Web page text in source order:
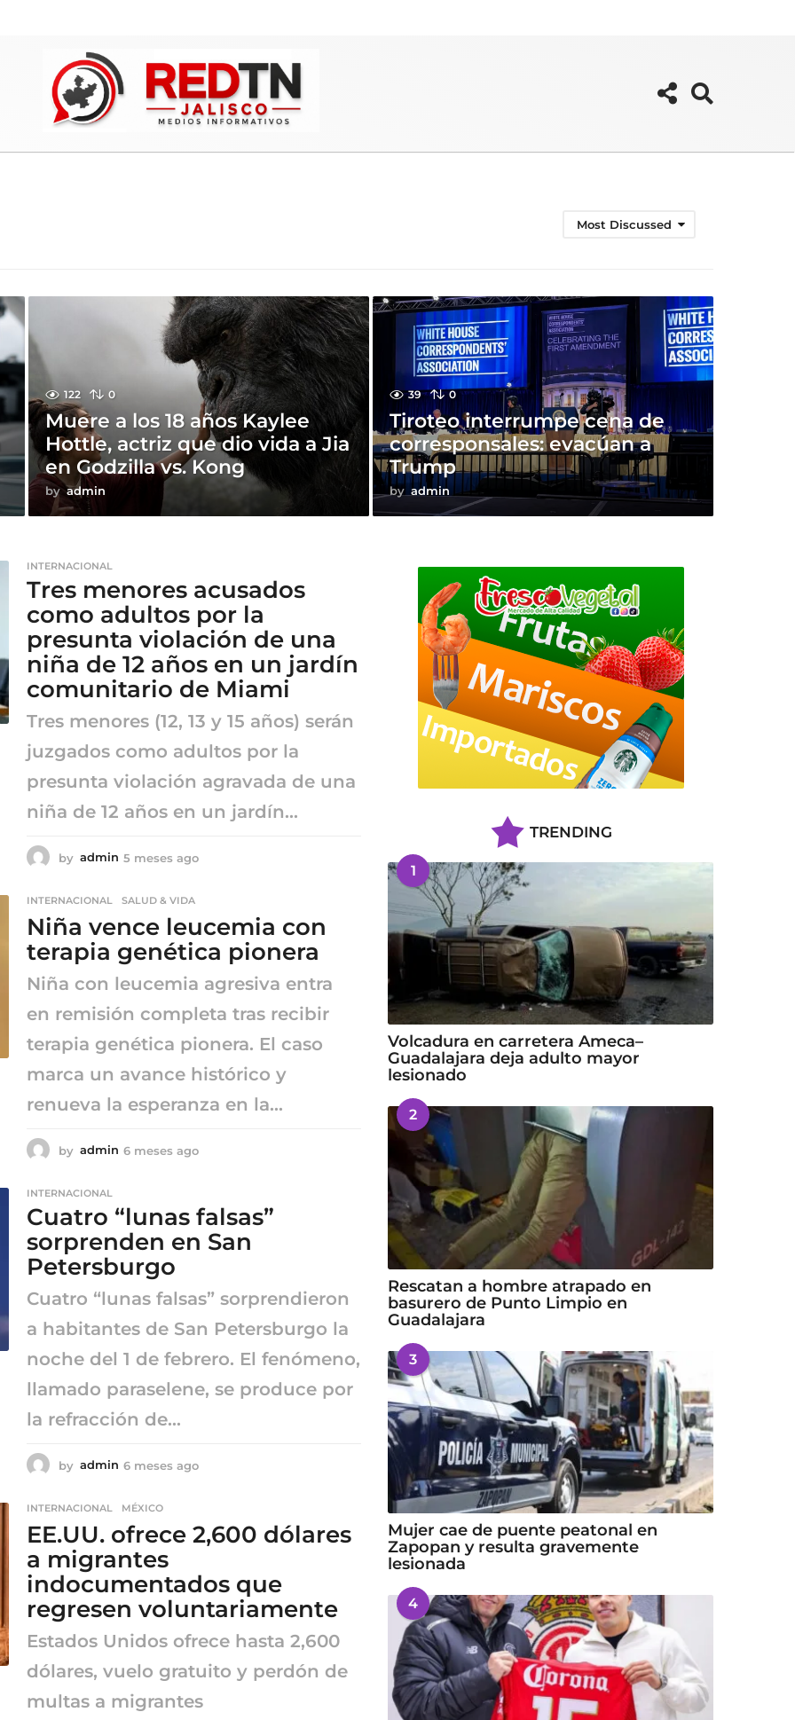
Most Discussed
122 0
Muere a los 18 años Kaylee
Hottle, actriz que dio vida a Jia
en Godzilla vs. Kong
by admin
39 0
Tiroteo interrumpe cena de
corresponsales: evacúan a
Trump
by admin
INTERNACIONAL
Tres menores acusados
como adultos por la
presunta violación de una
niña de 12 años en un jardín
comunitario de Miami
Tres menores (12, 13 y 15 años) serán
juzgados como adultos por la
presunta violación agravada de una
niña de 12 años en un jardín...
by admin 5 meses ago
e
a
o
INTERNACIONAL ,SALUD & VIDA
Niña vence leucemia con
terapia genética pionera
Niña con leucemia agresiva entra
en remisión completa tras recibir
terapia genética pionera. El caso
marca un avance histórico y
renueva la esperanza en la...
by admin 6 meses ago
e
a
INTERNACIONAL
Cuatro “lunas falsas”
sorprenden en San
Petersburgo
Cuatro “lunas falsas” sorprendieron
a habitantes de San Petersburgo la
noche del 1 de febrero. El fenómeno,
llamado paraselene, se produce por
la refracción de...
by admin 6 meses ago
e
g
INTERNACIONAL ,MÉXICO
EE.UU. ofrece 2,600 dólares
a migrantes
indocumentados que
regresen voluntariamente
Estados Unidos ofrece hasta 2,600
dólares, vuelo gratuito y perdón de
multas a migrantes
TRENDING
1
Volcadura en carretera Ameca–
Guadalajara deja adulto mayor
lesionado
2
Rescatan a hombre atrapado en
basurero de Punto Limpio en
Guadalajara
3
Mujer cae de puente peatonal en
Zapopan y resulta gravemente
lesionada
4